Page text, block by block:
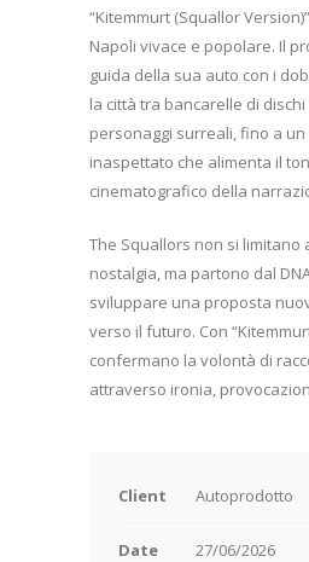
“Kitemmurt (Squallor
Napoli vivace e popolare. Il
guida della sua auto con i
la città tra bancarelle di
personaggi surreali, fino a
inaspettato che alimenta il
cinematografico della
The Squallors non si limitano
nostalgia, ma partono dal
sviluppare una proposta
verso il futuro. Con
confermano la volontà di
attraverso ironia,
Client Autoprodotto
Date 27/06/2026